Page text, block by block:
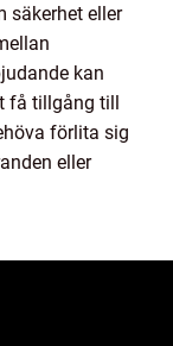
säkerhet eller
kan
få tillgång till
förlita sig
eller